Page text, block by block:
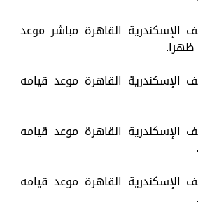
916 مكيف الإسكندرية القاهرة مباشر موعد
922 مكيف الإسكندرية القاهرة موعد قيامه
928 مكيف الإسكندرية القاهرة موعد قيامه
930 مكيف الإسكندرية القاهرة موعد قيامه